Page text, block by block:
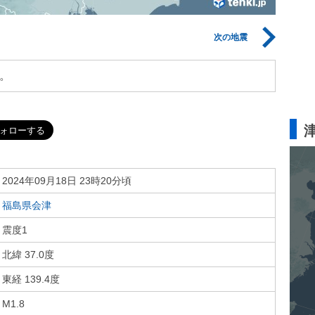
次の地震
2024年09月18日 23時20分頃
福島県会津
震度1
北緯 37.0度
東経 139.4度
M1.8